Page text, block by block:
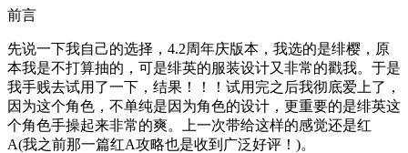
前言
先说一下我自己的选择，4.2周年庆版本，我选的是绯樱，原
本我是不打算抽的，可是绯英的服装设计又非常的戳我。于是
我手贱去试用了一下，结果！！！试用完之后我彻底爱上了，
因为这个角色，不单纯是因为角色的设计，更重要的是绯英这
个角色手操起来非常的爽。上一次带给这样的感觉还是红
A(我之前那一篇红A攻略也是收到广泛好评！)。